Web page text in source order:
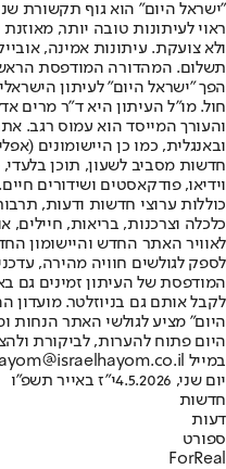
"ישראל היום" הוא גוף תקשורת
ראוי לעיתונות טובה יותר,
ולא צועקת. עיתונות אמינה,
הפך "ישראל היום" לעיתון
חול. מו"ל העיתון היא ד"ר מרים
והעורך המייסד הוא עמוס רגב.
חדשות מסביב לשעון, תוכן בלעדי,
וידיאו, פודקאסטים ושידורים
כוללות ערוצי חדשות ודעות,
לאוויר האתר החדש והיישומון
לספק לגולשים חוויה מהירה,
המודפסת של העיתון זמינים גם
לקבל אותם גם בניוזלטר. מועדון
היום" מציע לגולשי האתר הנחות
היום פתוח להערות, לביקורת
במייל hayom@israelhayom.co.il.
יום שני, 4.5.2026
י"ז באייר תשפ"ו
חדשות
דעות
ספורט
ForReal